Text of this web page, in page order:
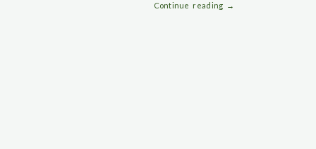
Continue reading →